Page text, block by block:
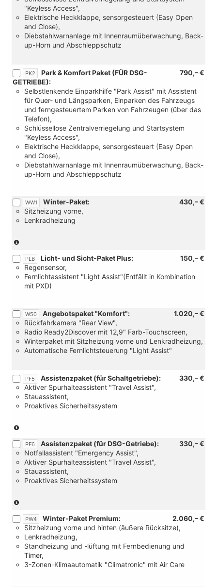
"Keyless Access",
Elektrische Heckklappe, sensorgesteuert (Easy Open
and Close),
Diebstahlwarnanlage mit Innenraumüberwachung, Back-
up-Horn und Abschleppschutz
PK2 790,– €
Park & Komfort Paket (FÜR DSG-
GETRIEBE):
Selbstlenkende Einparkhilfe "Park Assist" mit Assistent
für Quer- und Längsparken, Einparken des Fahrzeugs
und ferngesteuertem Parken von Fahrzeugen (über das
Telefon),
Schlüssellose Zentralverriegelung und Startsystem
"Keyless Access",
Elektrische Heckklappe, sensorgesteuert (Easy Open
and Close),
Diebstahlwarnanlage mit Innenraumüberwachung, Back-
up-Horn und Abschleppschutz
WW1 430,– €
Winter-Paket:
Sitzheizung vorne,
Lenkradheizung
eTSI)
PLB 150,– €
Licht- und Sicht-Paket Plus:
Regensensor,
Fernlichtassistent "Light Assist"(Entfällt in Kombination
mit PXD)
W50 1.020,– €
Angebotspaket "Komfort":
Rückfahrkamera "Rear View",
Radio Ready2Discover mit 12,9" Farb-Touchscreen,
Winterpaket mit Sitzheizung vorne und Lenkradheizung,
Automatische Fernlichtsteuerung "Light Assist"
PF5 330,– €
Assistenzpaket (für Schaltgetriebe):
Aktiver Spurhalteassistent "Travel Assist",
Stauassistent,
Proaktives Sicherheitssystem
Schaltgetriebe)
PF6 330,– €
Assistenzpaket (für DSG-Getriebe):
Notfallassistent "Emergency Assist",
Aktiver Spurhalteassistent "Travel Assist",
Stauassistent,
Proaktives Sicherheitssystem
DSG-
Getriebe)
PW4 2.060,– €
Winter-Paket Premium:
Sitzheizung vorne und hinten (äußere Rücksitze),
Lenkradheizung,
Standheizung und -lüftung mit Fernbedienung und
Timer,
3-Zonen-Klimaautomatik "Climatronic" mit Air Care